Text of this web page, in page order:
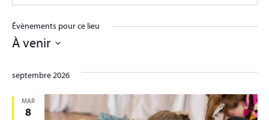
Évènements pour ce lieu
À venir
une
date.
septembre 2026
MAR
8